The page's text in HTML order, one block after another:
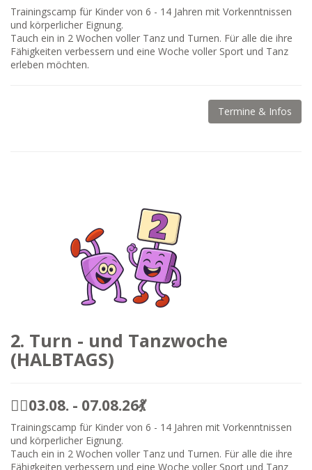
Trainingscamp für Kinder von 6 - 14 Jahren mit Vorkenntnissen
und körperlicher Eignung.
Tauch ein in 2 Wochen voller Tanz und Turnen. Für alle die ihre
Fähigkeiten verbessern und eine Woche voller Sport und Tanz
erleben möchten.
Termine & Infos
2. Turn - und Tanzwoche
(HALBTAGS)
🤸‍♀️03.08. - 07.08.26💃
Trainingscamp für Kinder von 6 - 14 Jahren mit Vorkenntnissen
und körperlicher Eignung.
Tauch ein in 2 Wochen voller Tanz und Turnen. Für alle die ihre
Fähigkeiten verbessern und eine Woche voller Sport und Tanz